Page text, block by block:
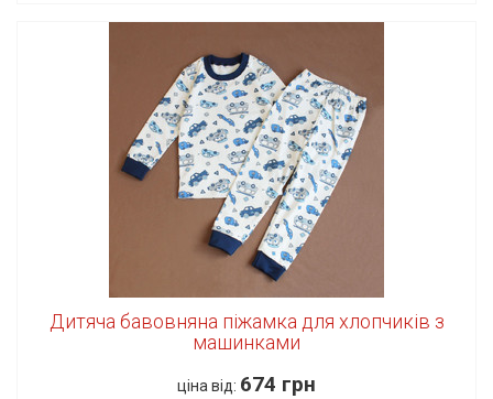
Дитяча бавовняна піжамка для хлопчиків з
машинками
ціна від: 674 грн